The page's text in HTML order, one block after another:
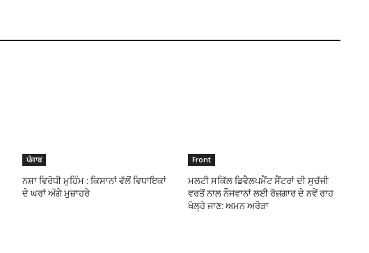
ਪੰਜਾਬ
ਨਸ਼ਾ ਵਿਰੋਧੀ ਮੁਹਿੰਮ : ਕਿਸਾਨਾਂ ਵੱਲੋਂ ਵਿਧਾਇਕਾਂ
ਦੇ ਘਰਾਂ ਅੱਗੇ ਮੁਜ਼ਾਹਰੇ
Front
ਮਲਟੀ ਸਕਿੱਲ ਡਿਵੈਲਪਮੈਂਟ ਸੈਂਟਰਾਂ ਦੀ ਸੁਚੱਜੀ
ਵਰਤੋਂ ਨਾਲ ਨੌਜਵਾਨਾਂ ਲਈ ਰੋਜ਼ਗਾਰ ਦੇ ਨਵੇਂ ਰਾਹ
ਖੋਲ੍ਹੇ ਜਾਣ: ਅਮਨ ਅਰੋੜਾ